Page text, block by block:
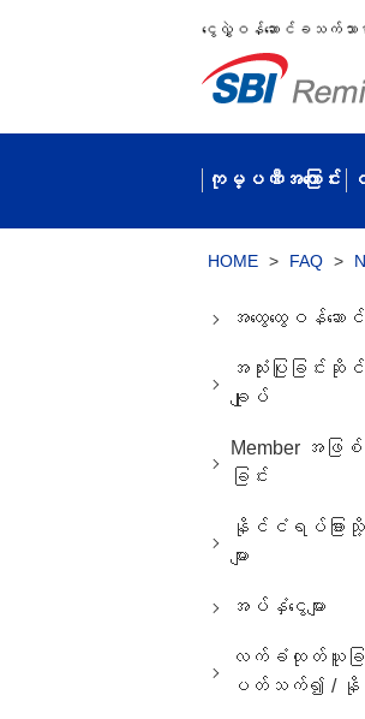
ငွေလွှဲဝန်ဆောင်ခသက်သာ
ကုမ္ပဏီအကြောင်း
HOME > FAQ >
အထွေထွေဝန်ဆောင်
အသုံးပြုခြင်းဆို
ချုပ်
Member အဖ
ခြင်း
နိုင်ငံရပ်ခြား
များ
အပ်နှံငွေများ
လက်ခံထုတ်ယူခြ
ပတ်သက်၍ / နိုင်